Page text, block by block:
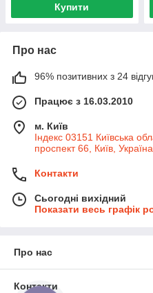
Купити
Про нас
96% позитивних з 24
Працює з 16.03.2010
м. Київ
Індекс 03151 Київська
проспект 66, Київ, Україна
Контакти
Сьогодні вихідний
Показати весь графік
Про нас
Контакти